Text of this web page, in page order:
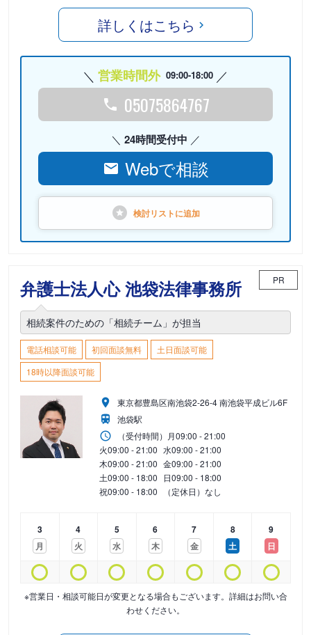
詳しくはこちら
営業時間外 09:00-18:00
05075864767
24時間受付中
Webで相談
検討リストに追加
弁護士法人心 池袋法律事務所 PR
相続案件のための「相続チーム」が担当
電話相談可能 初回面談無料
土日面談可能
18時以降面談可能
東京都豊島区南池袋2-26-4 南池袋平成ビル6F
池袋駅
（受付時間） 月09:00 - 21:00
火09:00 - 21:00 水09:00 - 21:00
木09:00 - 21:00 金09:00 - 21:00
土09:00 - 18:00 日09:00 - 18:00
祝09:00 - 18:00 （定休日）なし
3
月
4
火
5
水
6
木
7
金
8
土
9
日
※営業日・相談可能日が変更となる場合もございます。詳細はお問い合
わせください。